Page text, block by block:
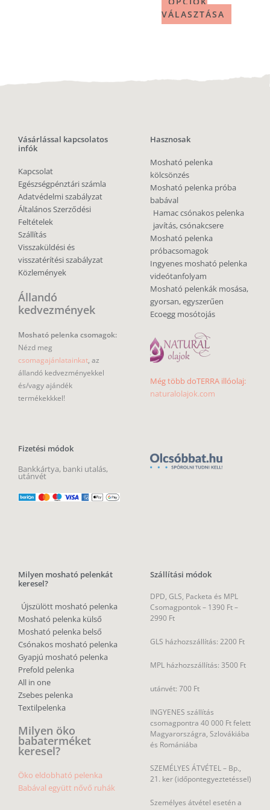
VÁLASZTÁSA
Vásárlással kapcsolatos
infók
Kapcsolat
Egészségpénztári számla
Adatvédelmi szabályzat
Általános Szerződési
Feltételek
Szállítás
Visszaküldési és
visszatérítési szabályzat
Közlemények
Állandó
kedvezmények
Mosható pelenka csomagok:
Nézd meg
csomagajánlatainkat, az
állandó kedvezményekkel
és/vagy ajándék
termékekkkel!
Fizetési módok
Bankkártya, banki utalás,
utánvét
Hasznosak
Mosható pelenka
kölcsönzés
Mosható pelenka próba
babával
Hamac csónakos pelenka
javítás, csónakcsere
Mosható pelenka
próbacsomagok
Ingyenes mosható pelenka
videótanfolyam
Mosható pelenkák mosása,
gyorsan, egyszerűen
Ecoegg mosótojás
Még több doTERRA illóolaj:
naturalolajok.com
Milyen mosható pelenkát
keresel?
Újszülött mosható pelenka
Mosható pelenka külső
Mosható pelenka belső
Csónakos mosható pelenka
Gyapjú mosható pelenka
Prefold pelenka
All in one
Zsebes pelenka
Textilpelenka
Milyen öko
babaterméket
keresel?
Öko eldobható pelenka
Babával együtt nővő ruhák
Szállítási módok
DPD, GLS, Packeta és MPL
Csomagpontok – 1390 Ft –
2990 Ft
GLS házhozszállítás: 2200 Ft
MPL házhozszállítás: 3500 Ft
utánvét: 700 Ft
INGYENES szállítás
csomagpontra 40 000 Ft felett
Magyarországra, Szlovákiába
és Romániába
SZEMÉLYES ÁTVÉTEL – Bp.,
21. ker (időpontegyeztetéssel)
Személyes átvétel esetén a